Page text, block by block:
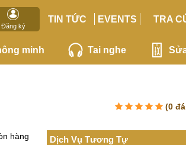
Đăng ký
TIN TỨC EVENTS TRA
minh Tai nghe
(0
hàng Dịch Vụ Tương Tự